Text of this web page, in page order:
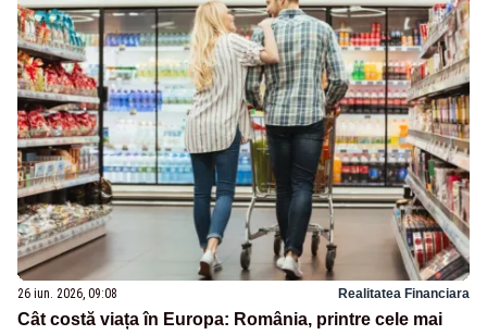
26 iun. 2026, 09:08 Realitatea Financiara
Cât costă viața în Europa: România, printre cele mai